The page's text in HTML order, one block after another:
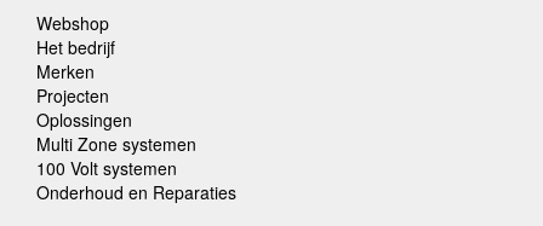
Webshop
Het bedrijf
Merken
Projecten
Oplossingen
Multi Zone systemen
100 Volt systemen
Onderhoud en Reparaties